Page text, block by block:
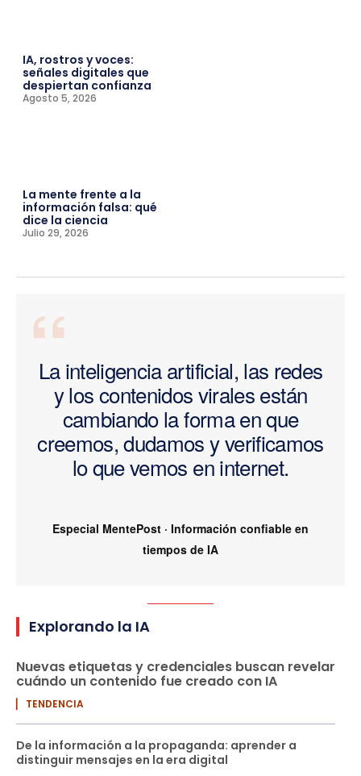
IA, rostros y voces:
señales digitales que
despiertan confianza
Agosto 5, 2026
La mente frente a la
información falsa: qué
dice la ciencia
Julio 29, 2026
“
La inteligencia artificial, las redes
y los contenidos virales están
cambiando la forma en que
creemos, dudamos y verificamos
lo que vemos en internet.
Especial MentePost · Información confiable en
tiempos de IA
Explorando la IA
Nuevas etiquetas y credenciales buscan revelar
cuándo un contenido fue creado con IA
▏ TENDENCIA
De la información a la propaganda: aprender a
distinguir mensajes en la era digital